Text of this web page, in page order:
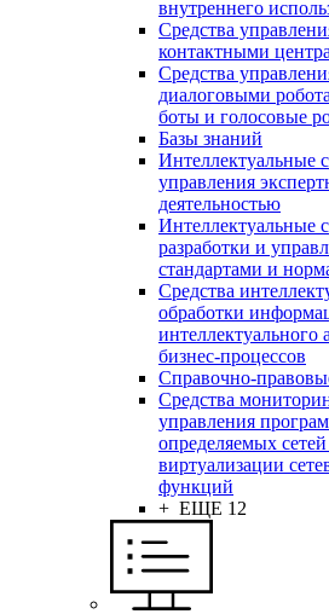
внутреннего
Средства
контактными
Средства
диалоговыми
боты и голосовые
Базы знаний
Интеллектуальные
управления
деятельностью
Интеллектуальные
разработки и
стандартами и
Средства
обработки
интеллектуального
бизнес-процессов
Справочно-
Средства
управления
определяемых
виртуализации
функций
+ ЕЩЕ 12